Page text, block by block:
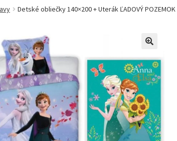
Detské obliečky 140×200 + Uterák ĽADOVÝ POZEMOK